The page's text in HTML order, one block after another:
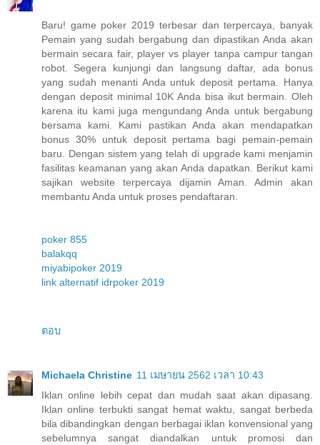
Baru! game poker 2019 terbesar dan terpercaya, banyak
Pemain yang sudah bergabung dan dipastikan Anda akan
bermain secara fair, player vs player tanpa campur tangan
robot. Segera kunjungi dan langsung daftar, ada bonus
yang sudah menanti Anda untuk deposit pertama. Hanya
dengan deposit minimal 10K Anda bisa ikut bermain. Oleh
karena itu kami juga mengundang Anda untuk bergabung
bersama kami. Kami pastikan Anda akan mendapatkan
bonus 30% untuk deposit pertama bagi pemain-pemain
baru. Dengan sistem yang telah di upgrade kami menjamin
fasilitas keamanan yang akan Anda dapatkan. Berikut kami
sajikan website terpercaya dijamin Aman. Admin akan
membantu Anda untuk proses pendaftaran.
poker 855
balakqq
miyabipoker 2019
link alternatif idrpoker 2019
ตอบ
Michaela Christine 11 เมษายน 2562 เวลา 10:43
Iklan online lebih cepat dan mudah saat akan dipasang.
Iklan online terbukti sangat hemat waktu, sangat berbeda
bila dibandingkan dengan berbagai iklan konvensional yang
sebelumnya sangat diandalkan untuk promosi dan